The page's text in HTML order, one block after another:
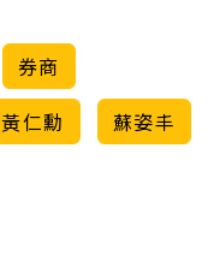
券商
黃仁勳
蘇姿丰